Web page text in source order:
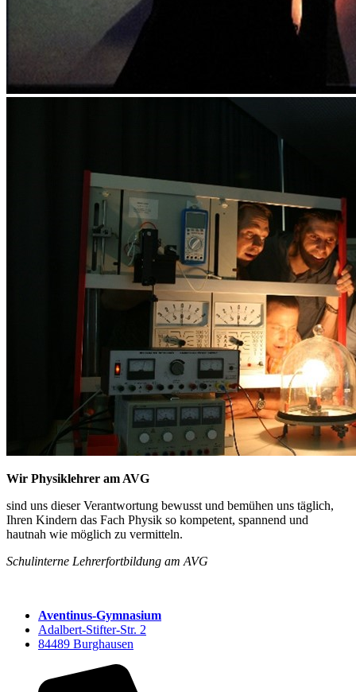
Wir Physiklehrer am AVG
sind uns dieser Verantwortung bewusst und bemühen uns täglich,
Ihren Kindern das Fach Physik so kompetent, spannend und
hautnah wie möglich zu vermitteln.
Schulinterne Lehrerfortbildung am AVG
Aventinus-Gymnasium
Adalbert-Stifter-Str. 2
84489 Burghausen